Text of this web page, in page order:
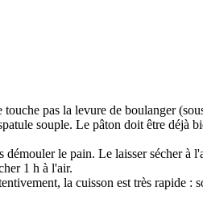
pas la levure de boulanger
souple. Le pâton doit être déjà
le pain. Le laisser sécher à
1 h à l'air.
la cuisson est très rapide :